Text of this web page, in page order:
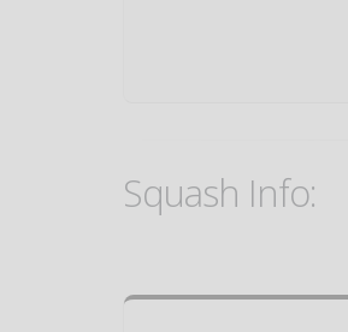
Squash Info: